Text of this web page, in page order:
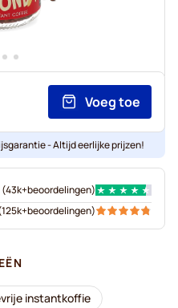
Voeg toe
- Altijd eerlijke prijzen!
(43k+beoordelingen)
125k+beoordelingen)
instantkoffie